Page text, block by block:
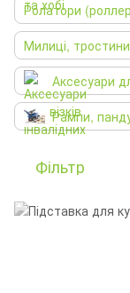
Ролатори
Милиці, тростини
Аксесуари
Рампи,
Фільтр